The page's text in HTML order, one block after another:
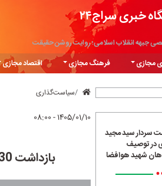
خبری سراج۲۴
جبهه انقلاب اسلامی؛ روایت روشن حقیقت
مجازی فرهنگ مجازی اقتصاد مجازی
سردار سید مجید
در توصیف
شهید هوافضا
سیاست‌گذاری
۱۴۰۵/۰۱/۱۰ - ۰۸:۰۰
بازداشت 30 مزدور دشمن و کشف محموله‌های جنگی در 4 استان